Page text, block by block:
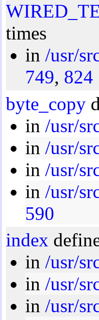
times
in /usr/
749, 824
byte_copy
in /usr/
in /usr/
in /usr/
in /usr/
590
index
in /usr/
in /usr/
in /usr/